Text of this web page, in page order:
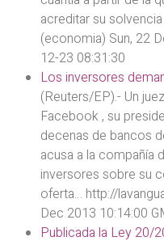
acreditar su
(economia) Sun, 22
12-23 08:31:30
Los inversores
(Reuters/EP).- Un
Facebook , su
decenas de bancos
acusa a la compañía
inversores sobre su
oferta… http://
Dec 2013 10:14:00
Publicada la Ley 20/